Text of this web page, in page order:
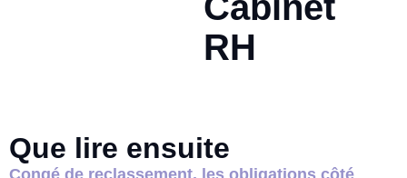
RH
Que lire ensuite
Congé de reclassement, les obligations côté